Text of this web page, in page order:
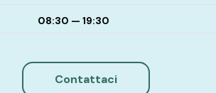
08:30 — 19:30
Contattaci